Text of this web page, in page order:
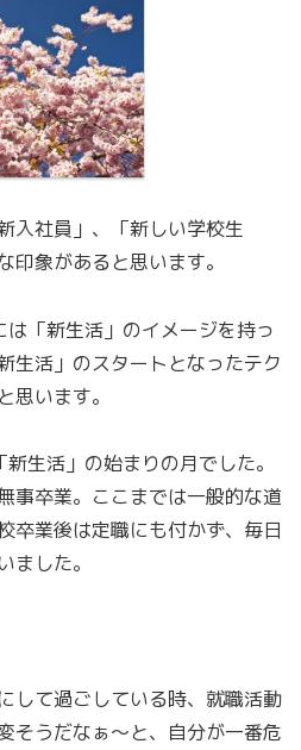
入社員」、「新しい学校生
印象があると思います。
「新生活」のイメージを持っ
生活」のスタートとなったテク
思います。
生活」の始まりの月でした。
事卒業。ここまでは一般的な道
卒業後は定職にも付かず、毎日
ました。
して過ごしている時、就職活動
そうだなぁ〜と、自分が一番危